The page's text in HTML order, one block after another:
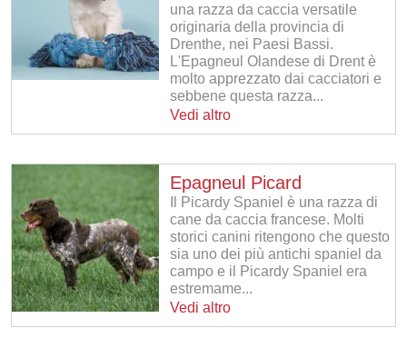
una razza da caccia versatile
originaria della provincia di
Drenthe, nei Paesi Bassi.
L'Epagneul Olandese di Drent è
molto apprezzato dai cacciatori e
sebbene questa razza...
Vedi altro
Epagneul Picard
Il Picardy Spaniel è una razza di
cane da caccia francese. Molti
storici canini ritengono che questo
sia uno dei più antichi spaniel da
campo e il Picardy Spaniel era
estremame...
Vedi altro